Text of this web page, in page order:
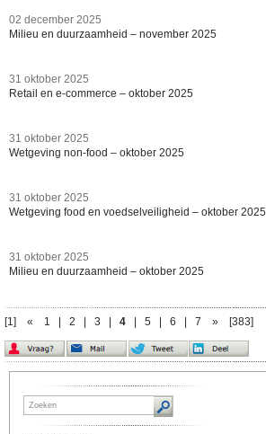
02 december 2025
Milieu en duurzaamheid – november 2025
31 oktober 2025
Retail en e-commerce – oktober 2025
31 oktober 2025
Wetgeving non-food – oktober 2025
31 oktober 2025
Wetgeving food en voedselveiligheid – oktober 2025
31 oktober 2025
Milieu en duurzaamheid – oktober 2025
[1] « 1 2 3 4 5 6 7 » [383]